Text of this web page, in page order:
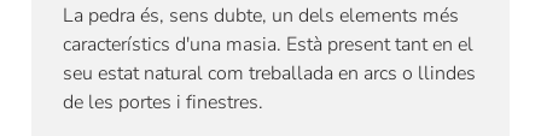
La pedra és, sens dubte, un dels elements més
característics d'una masia. Està present tant en el
seu estat natural com treballada en arcs o llindes
de les portes i finestres.